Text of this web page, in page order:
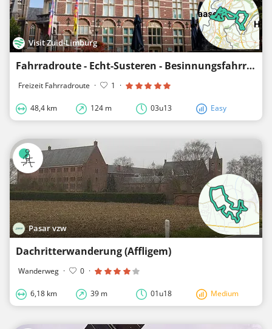
Visit Zuid-Limburg
Fahrradroute - Echt-Susteren - Besinnungsfahrradroute Nord-Lus
Freizeit Fahrradroute · 1 ·
48,4 km 124 m 03u13 Easy
Pasar vzw
Dachritterwanderung (Affligem)
Wanderweg · 0 ·
6,18 km 39 m 01u18 Medium